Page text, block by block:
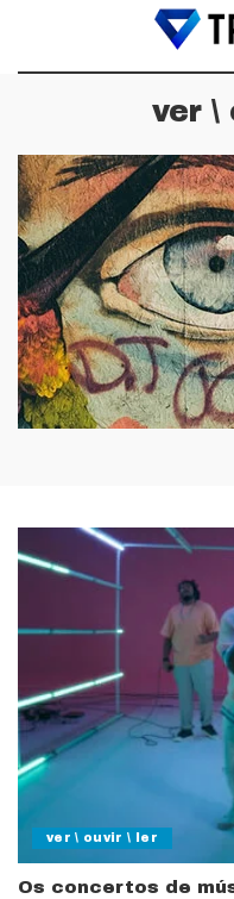
ver \
ver \ ouvir \ ler
Os concertos de